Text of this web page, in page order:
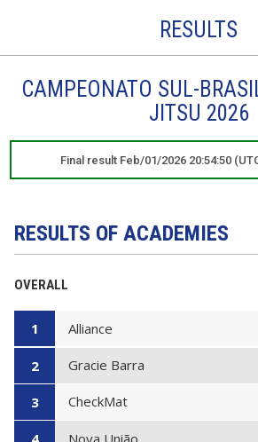
RESULTS
CAMPEONATO SUL-
JITSU 2026
Final result Feb/01/2026 20:54:50
RESULTS OF ACADEMIES
OVERALL
1 Alliance
2 Gracie Barra
3 CheckMat
Nova União